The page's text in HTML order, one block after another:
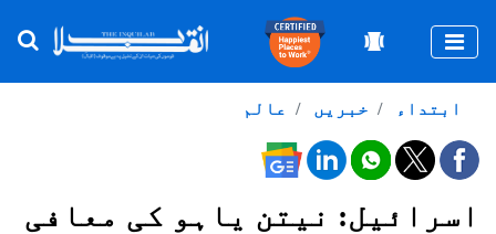
عالم خبریں ابتداء
اسرائیل: نیتن یاہو کی معافی